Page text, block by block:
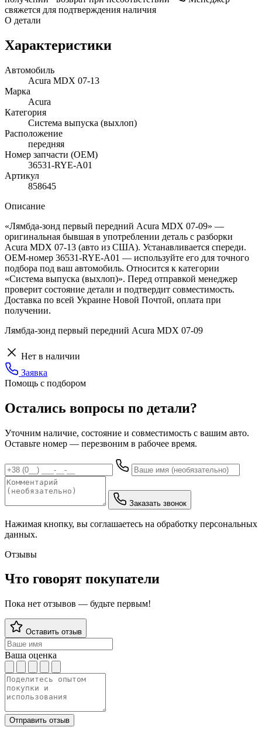
свяжется для подтверждения наличия
О детали
Характеристики
Автомобиль
Acura MDX 07-13
Марка
Acura
Категория
Система выпуска (выхлоп)
Расположение
передняя
Номер запчасти (OEM)
36531-RYE-A01
Артикул
858645
Описание
«Лямбда-зонд первый передний Acura MDX 07-09» —
оригинальная бывшая в употреблении деталь с разборки
Acura MDX 07-13 (авто из США). Устанавливается спереди.
OEM-номер 36531-RYE-A01 — используйте его для точного
подбора под ваш автомобиль. Относится к категории
«Система выпуска (выхлоп)». Перед отправкой менеджер
проверит состояние детали и подтвердит совместимость.
Доставка по всей Украине Новой Почтой, оплата при
получении.
Лямбда-зонд первый передний Acura MDX 07-09
Нет в наличии
Заявка
Помощь с подбором
Остались вопросы по детали?
Уточним наличие, состояние и совместимость с вашим авто.
Оставьте номер — перезвоним в рабочее время.
Заказать звонок
Нажимая кнопку, вы соглашаетесь на обработку персональных
данных.
Отзывы
Что говорят покупатели
Пока нет отзывов — будьте первым!
Оставить отзыв
Ваша оценка
Отправить отзыв